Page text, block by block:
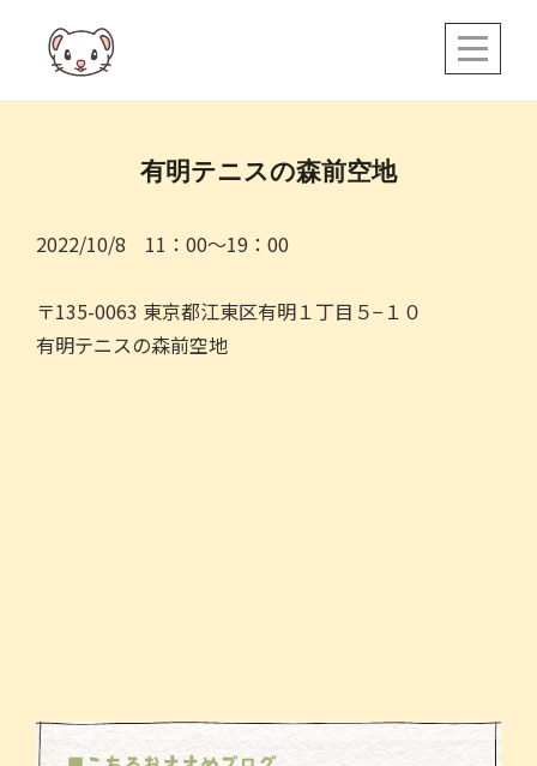
content
有明テニスの森前空地
2022/10/8 11：00～19：00
〒135-0063 東京都江東区有明１丁目５−１０
有明テニスの森前空地